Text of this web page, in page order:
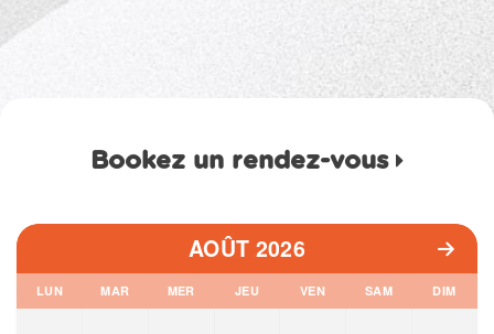
Bookez un rendez-vous
AOÛT 2026
LUN MAR MER JEU VEN SAM DIM